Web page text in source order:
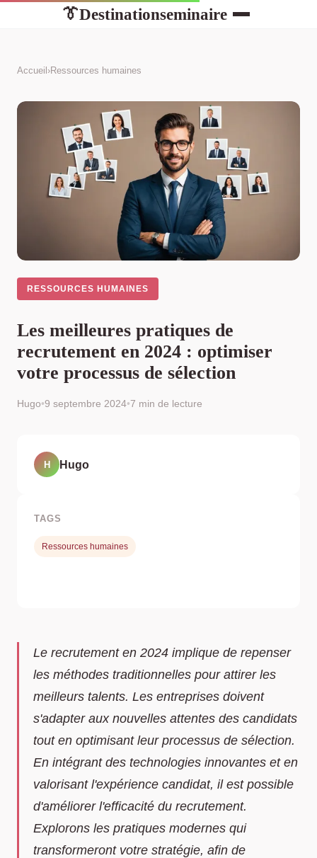
👔Destinationseminaire
Accueil ›Ressources humaines
RESSOURCES HUMAINES
Les meilleures pratiques de
recrutement en 2024 : optimiser
votre processus de sélection
Hugo•9 septembre 2024•7 min de lecture
Le recrutement en 2024 implique de repenser
les méthodes traditionnelles pour attirer les
meilleurs talents. Les entreprises doivent
s'adapter aux nouvelles attentes des candidats
tout en optimisant leur processus de sélection.
En intégrant des technologies innovantes et en
valorisant l'expérience candidat, il est possible
d'améliorer l'efficacité du recrutement.
Explorons les pratiques modernes qui
transformeront votre stratégie, afin de
H Hugo
TAGS
Ressources humaines